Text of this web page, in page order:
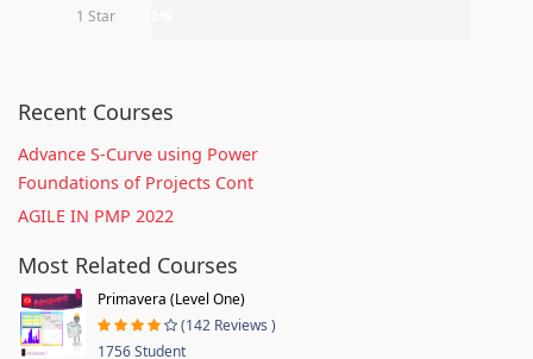
1 Star
Recent Courses
Advance S-Curve using Power
Foundations of Projects Cont
AGILE IN PMP 2022
Most Related Courses
Primavera (Level One)
(142 Reviews )
1756 Student